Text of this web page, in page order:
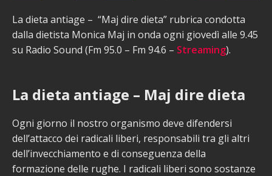
La dieta antiage – “Maj dire dieta” rubrica condotta
dalla dietista Monica Maj in onda ogni giovedì alle 9.45
su Radio Sound (Fm 95.0 – Fm 94.6 – Streaming).
La dieta antiage – Maj dire dieta
Ogni giorno il nostro organismo deve difendersi
dell’attacco dei radicali liberi, responsabili tra gli altri
dell’invecchiamento e di conseguenza della
formazione delle rughe. I radicali liberi sono sostanze